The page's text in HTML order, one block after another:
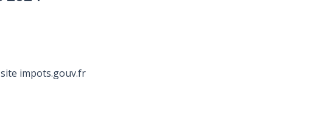
impots.gouv.fr